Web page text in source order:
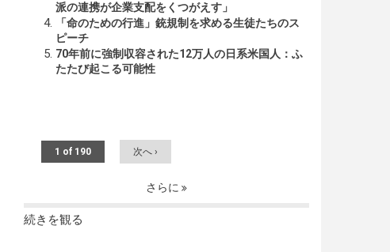
派の連携が企業支配をくつがえす」
「命のための行進」銃規制を求める生徒たちのス
ピーチ
70年前に強制収容された12万人の日系米国人：ふ
たたび起こる可能性
1 of 190 次へ ›
さらに
続きを観る